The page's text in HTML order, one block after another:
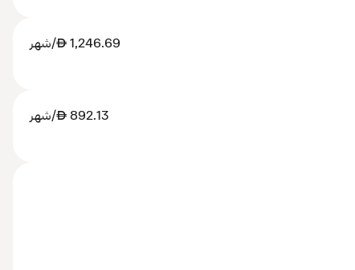
1,246.69
AED/شهر
892.13
AED/شهر